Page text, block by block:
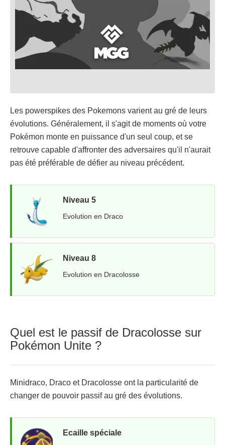
Les powerspikes des Pokemons varient au gré de leurs
évolutions. Généralement, il s'agit de moments où votre
Pokémon monte en puissance d'un seul coup, et se
retrouve capable d'affronter des adversaires qu'il n'aurait
pas été préférable de défier au niveau précédent.
Niveau 5
Evolution en Draco
Niveau 8
Evolution en Dracolosse
Quel est le passif de Dracolosse sur
Pokémon Unite ?
Minidraco, Draco et Dracolosse ont la particularité de
changer de pouvoir passif au gré des évolutions.
Ecaille spéciale